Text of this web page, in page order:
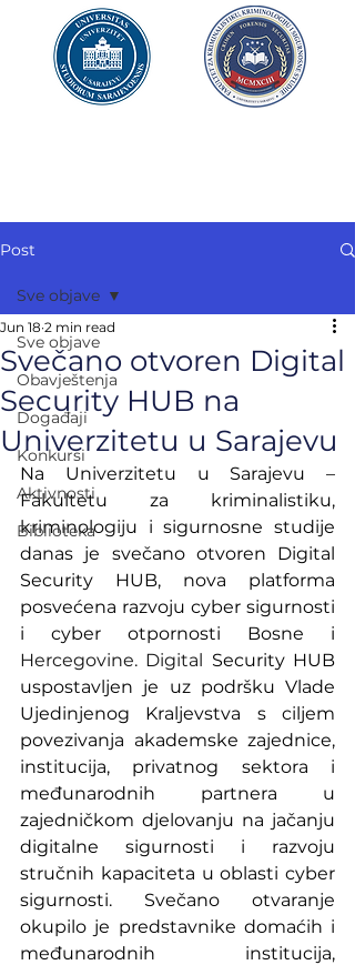
Post
Sve objave
Obavještenja
Događaji
Konkursi
Aktivnosti
Biblioteka
Sve objave
Svečano otvoren Digital
Security HUB na
Univerzitetu u Sarajevu
Jun 18 2 min read
Na Univerzitetu u Sarajevu –
Fakultetu za kriminalistiku,
kriminologiju i sigurnosne studije
danas je svečano otvoren Digital
Security HUB, nova platforma
posvećena razvoju cyber sigurnosti
Hercegovine. Digital Security HUB
uspostavljen je uz podršku Vlade
Ujedinjenog Kraljevstva s ciljem
povezivanja akademske zajednice,
institucija, privatnog sektora i
međunarodnih partnera u
zajedničkom djelovanju na jačanju
digitalne sigurnosti i razvoju
stručnih kapaciteta u oblasti cyber
sigurnosti. Svečano otvaranje
okupilo je predstavnike domaćih i
međunarodnih institucija,